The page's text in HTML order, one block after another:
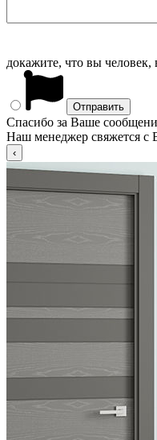
докажите, что вы человек,
Спасибо за Ваше
Наш менеджер свяжется с